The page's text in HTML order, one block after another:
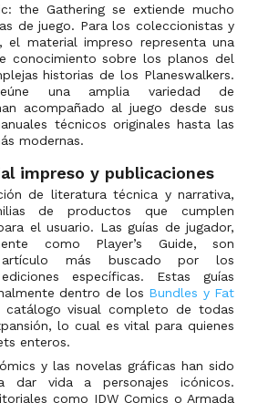
the Gathering se extiende mucho
de juego. Para los coleccionistas y
el material impreso representa una
conocimiento sobre los planos del
historias de los Planeswalkers.
una amplia variedad de
acompañado al juego desde sus
técnicos originales hasta las
modernas.
impreso y publicaciones
de literatura técnica y narrativa,
de productos que cumplen
el usuario. Las guías de jugador,
como Player’s Guide, son
más buscado por los
específicas. Estas guías
dentro de los Bundles y Fat
visual completo de todas
lo cual es vital para quienes
enteros.
y las novelas gráficas han sido
dar vida a personajes icónicos.
como IDW Comics o Armada